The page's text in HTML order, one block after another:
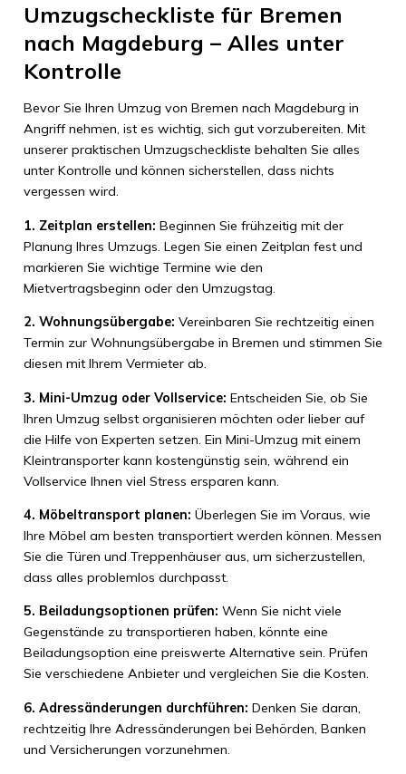
Umzugscheckliste für Bremen
nach Magdeburg – Alles unter
Kontrolle
Bevor Sie Ihren Umzug von Bremen nach Magdeburg in
Angriff nehmen, ist es wichtig, sich gut vorzubereiten. Mit
unserer praktischen Umzugscheckliste behalten Sie alles
unter Kontrolle und können sicherstellen, dass nichts
vergessen wird.
1. Zeitplan erstellen: Beginnen Sie frühzeitig mit der
Planung Ihres Umzugs. Legen Sie einen Zeitplan fest und
markieren Sie wichtige Termine wie den
Mietvertragsbeginn oder den Umzugstag.
2. Wohnungsübergabe: Vereinbaren Sie rechtzeitig einen
Termin zur Wohnungsübergabe in Bremen und stimmen Sie
diesen mit Ihrem Vermieter ab.
3. Mini-Umzug oder Vollservice: Entscheiden Sie, ob Sie
Ihren Umzug selbst organisieren möchten oder lieber auf
die Hilfe von Experten setzen. Ein Mini-Umzug mit einem
Kleintransporter kann kostengünstig sein, während ein
Vollservice Ihnen viel Stress ersparen kann.
4. Möbeltransport planen: Überlegen Sie im Voraus, wie
Ihre Möbel am besten transportiert werden können. Messen
Sie die Türen und Treppenhäuser aus, um sicherzustellen,
dass alles problemlos durchpasst.
5. Beiladungsoptionen prüfen: Wenn Sie nicht viele
Gegenstände zu transportieren haben, könnte eine
Beiladungsoption eine preiswerte Alternative sein. Prüfen
Sie verschiedene Anbieter und vergleichen Sie die Kosten.
6. Adressänderungen durchführen: Denken Sie daran,
rechtzeitig Ihre Adressänderungen bei Behörden, Banken
und Versicherungen vorzunehmen.